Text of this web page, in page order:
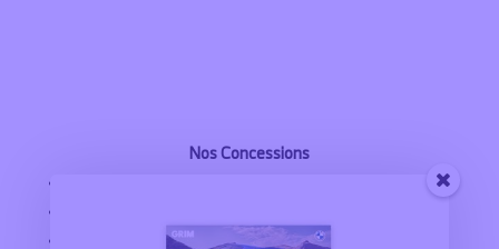
Nos Concessions
BMW VALENCE